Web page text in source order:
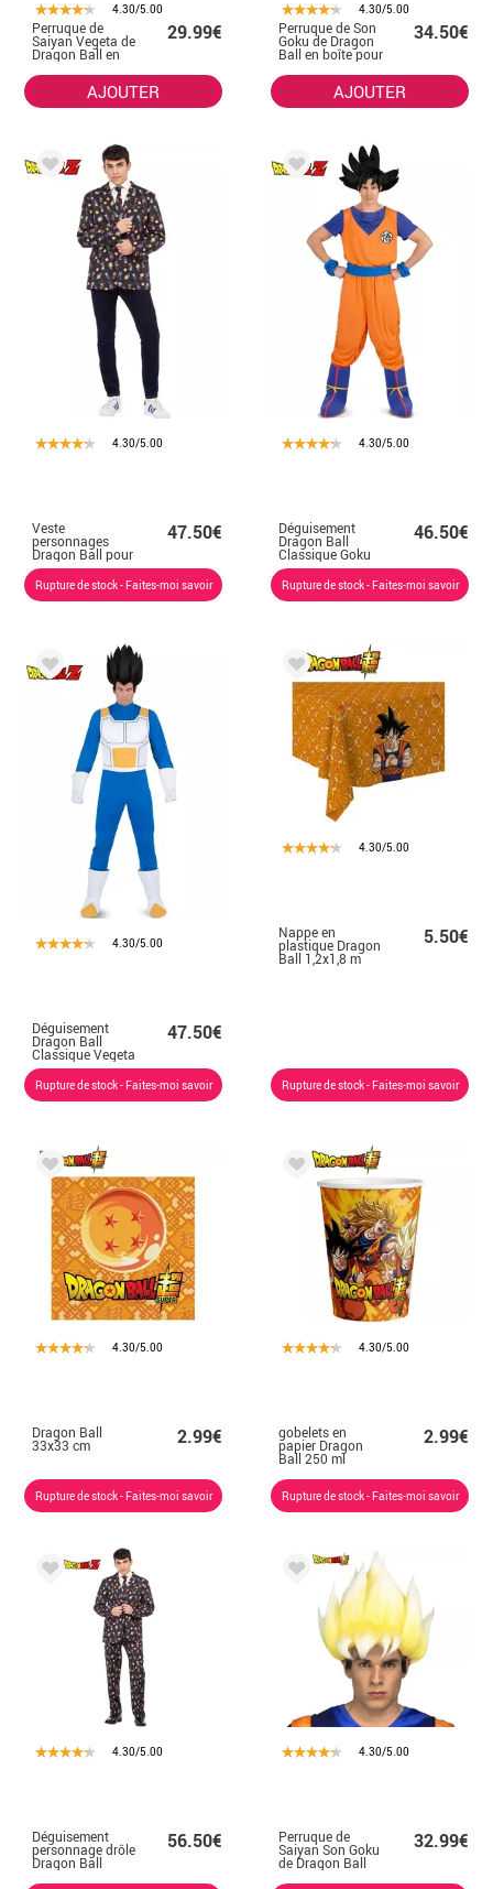
4.30/5.00
Perruque de
Saiyan Vegeta de
Dragon Ball en
boîte pour
homme
29.99€
AJOUTER
4.30/5.00
Perruque de Son
Goku de Dragon
Ball en boîte pour
34.50€
AJOUTER
4.30/5.00
Veste
personnages
Dragon Ball pour
homme
47.50€
Rupture de stock - Faites-moi savoir
4.30/5.00
Déguisement
Dragon Ball
Classique Goku
pour Homme
46.50€
Rupture de stock - Faites-moi savoir
4.30/5.00
Déguisement
Dragon Ball
Classique Vegeta
pour Homme
47.50€
Rupture de stock - Faites-moi savoir
4.30/5.00
Nappe en
plastique Dragon
Ball 1,2x1,8 m
5.50€
Rupture de stock - Faites-moi savoir
4.30/5.00
Dragon Ball
33x33 cm 2.99€
Rupture de stock - Faites-moi savoir
4.30/5.00
gobelets en
papier Dragon
Ball 250 ml
2.99€
Rupture de stock - Faites-moi savoir
4.30/5.00
Déguisement
personnage drôle
Dragon Ball
homme
56.50€
4.30/5.00
Perruque de
Saiyan Son Goku
de Dragon Ball
en boîte pour
32.99€